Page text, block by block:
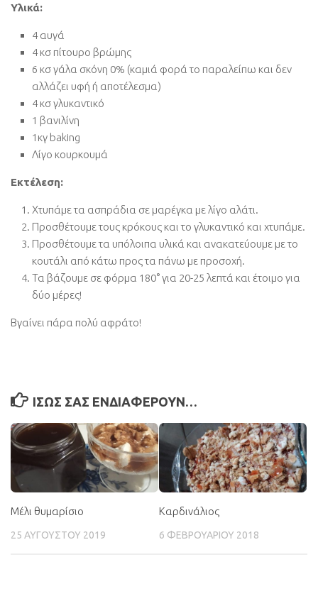
Υλικά:
4 αυγά
4 κσ πίτουρο βρώμης
6 κσ γάλα σκόνη 0% (καμιά φορά το παραλείπω και δεν
αλλάζει υφή ή αποτέλεσμα)
4 κσ γλυκαντικό
1 βανιλίνη
1κγ baking
Λίγο κουρκουμά
Εκτέλεση:
Χτυπάμε τα ασπράδια σε μαρέγκα με λίγο αλάτι.
Προσθέτουμε τους κρόκους και το γλυκαντικό και χτυπάμε.
Προσθέτουμε τα υπόλοιπα υλικά και ανακατεύουμε με το
κουτάλι από κάτω προς τα πάνω με προσοχή.
Τα βάζουμε σε φόρμα 180° για 20-25 λεπτά και έτοιμο για
δύο μέρες!
Βγαίνει πάρα πολύ αφράτο!
ΊΣΩΣ ΣΑΣ ΕΝΔΙΑΦΈΡΟΥΝ…
Μέλι θυμαρίσιο
25 ΑΥΓΟΎΣΤΟΥ 2019
Καρδινάλιος
6 ΦΕΒΡΟΥΑΡΊΟΥ 2018